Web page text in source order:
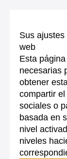
Sus
web
Esta
necesarias
obtener
compartir
sociales o
basada en
nivel
niveles